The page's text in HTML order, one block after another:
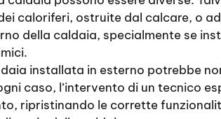
caloriferi, ostruite dal calcare, o
della caldaia, specialmente se
installata in esterno potrebbe
caso, l’intervento di un tecnico
ripristinando le corrette